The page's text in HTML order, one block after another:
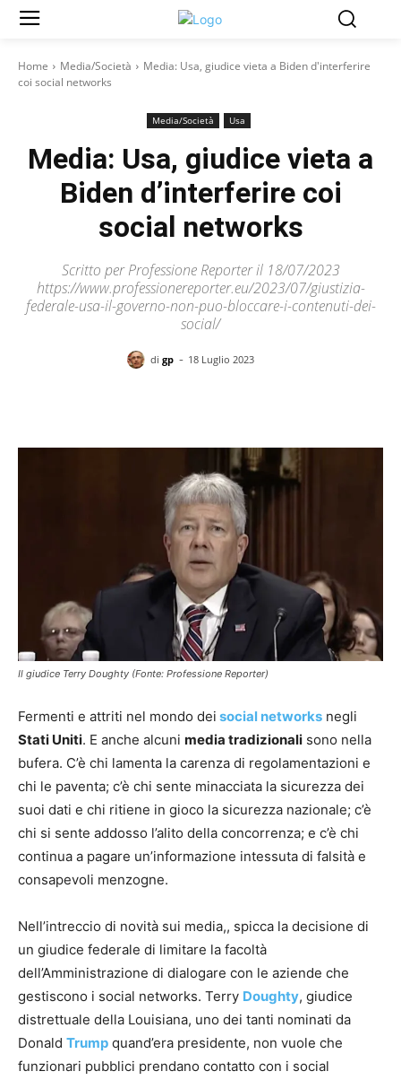
Home Media/Società
Media: Usa, giudice vieta a Biden d'interferire
coi social networks
Media/Società Usa
Media: Usa, giudice vieta a
Biden d’interferire coi
social networks
Scritto per Professione Reporter il 18/07/2023
https://www.professionereporter.eu/2023/07/giustizia-
federale-usa-il-governo-non-puo-bloccare-i-contenuti-dei-
social/
di gp - 18 Luglio 2023
Il giudice Terry Doughty (Fonte: Professione Reporter)
Fermenti e attriti nel mondo dei social networks negli
Stati Uniti. E anche alcuni media tradizionali sono nella
bufera. C’è chi lamenta la carenza di regolamentazioni e
chi le paventa; c’è chi sente minacciata la sicurezza dei
suoi dati e chi ritiene in gioco la sicurezza nazionale; c’è
chi si sente addosso l’alito della concorrenza; e c’è chi
continua a pagare un’informazione intessuta di falsità e
consapevoli menzogne.
Nell’intreccio di novità sui media,, spicca la decisione di
un giudice federale di limitare la facoltà
dell’Amministrazione di dialogare con le aziende che
gestiscono i social networks. Terry Doughty, giudice
distrettuale della Louisiana, uno dei tanti nominati da
Donald Trump quand’era presidente, non vuole che
funzionari pubblici prendano contatto con i social